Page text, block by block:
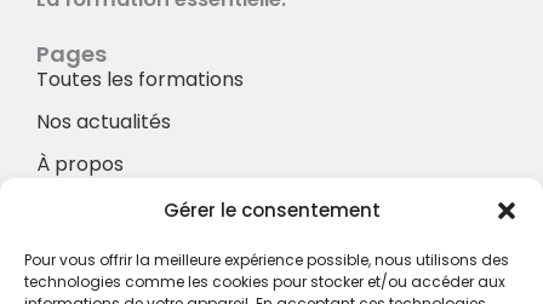
Gérer le consentement
Pour vous offrir la meilleure expérience possible, nous utilisons des
technologies comme les cookies pour stocker et/ou accéder aux
Pages
Toutes les formations
Nos actualités
À propos
À propos
Hotel à proximité